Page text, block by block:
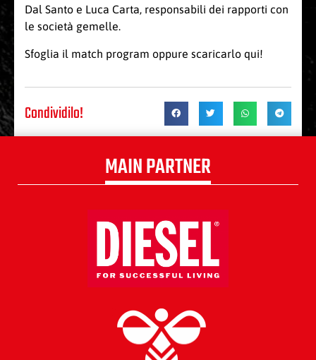
Dal Santo e Luca Carta, responsabili dei rapporti con
le società gemelle.
Sfoglia il match program oppure scaricarlo qui!
Condividilo!
MAIN PARTNER